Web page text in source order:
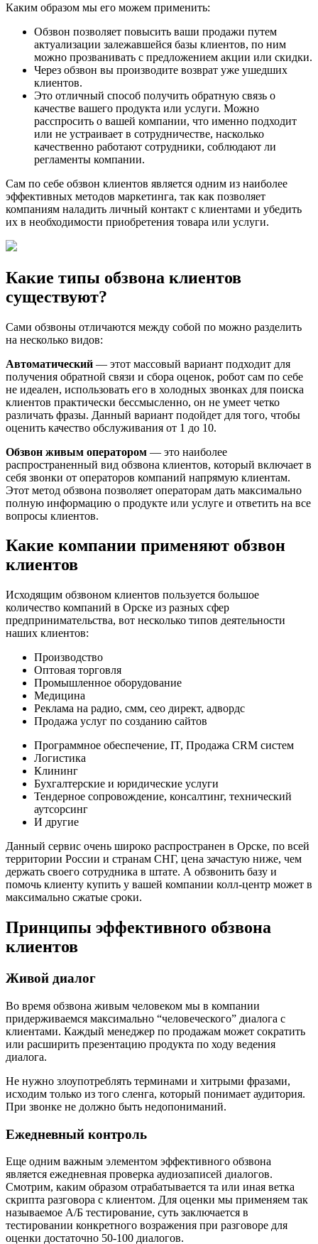
Каким образом мы его можем применить:
Обзвон позволяет повысить ваши продажи путем
актуализации залежавшейся базы клиентов, по ним
можно прозванивать с предложением акции или скидки.
Через обзвон вы производите возврат уже ушедших
клиентов.
Это отличный способ получить обратную связь о
качестве вашего продукта или услуги. Можно
расспросить о вашей компании, что именно подходит
или не устраивает в сотрудничестве, насколько
качественно работают сотрудники, соблюдают ли
регламенты компании.
Сам по себе обзвон клиентов является одним из наиболее
эффективных методов маркетинга, так как позволяет
компаниям наладить личный контакт с клиентами и убедить
их в необходимости приобретения товара или услуги.
Какие типы обзвона клиентов
существуют?
Сами обзвоны отличаются между собой по можно разделить
на несколько видов:
Автоматический — этот массовый вариант подходит для
получения обратной связи и сбора оценок, робот сам по себе
не идеален, использовать его в холодных звонках для поиска
клиентов практически бессмысленно, он не умеет четко
различать фразы. Данный вариант подойдет для того, чтобы
оценить качество обслуживания от 1 до 10.
Обзвон живым оператором — это наиболее
распространенный вид обзвона клиентов, который включает в
себя звонки от операторов компаний напрямую клиентам.
Этот метод обзвона позволяет операторам дать максимально
полную информацию о продукте или услуге и ответить на все
вопросы клиентов.
Какие компании применяют обзвон
клиентов
Исходящим обзвоном клиентов пользуется большое
количество компаний в Орске из разных сфер
предпринимательства, вот несколько типов деятельности
наших клиентов:
Производство
Оптовая торговля
Промышленное оборудование
Медицина
Реклама на радио, смм, сео директ, адвордс
Продажа услуг по созданию сайтов
Программное обеспечение, IT, Продажа CRM систем
Логистика
Клининг
Бухгалтерские и юридические услуги
Тендерное сопровождение, консалтинг, технический
аутсорсинг
И другие
Данный сервис очень широко распространен в Орске, по всей
территории России и странам СНГ, цена зачастую ниже, чем
держать своего сотрудника в штате. А обзвонить базу и
помочь клиенту купить у вашей компании колл-центр может в
максимально сжатые сроки.
Принципы эффективного обзвона
клиентов
Живой диалог
Во время обзвона живым человеком мы в компании
придерживаемся максимально “человеческого” диалога с
клиентами. Каждый менеджер по продажам может сократить
или расширить презентацию продукта по ходу ведения
диалога.
Не нужно злоупотреблять терминами и хитрыми фразами,
исходим только из того сленга, который понимает аудитория.
При звонке не должно быть недопониманий.
Ежедневный контроль
Еще одним важным элементом эффективного обзвона
является ежедневная проверка аудиозаписей диалогов.
Смотрим, каким образом отрабатывается та или иная ветка
скрипта разговора с клиентом. Для оценки мы применяем так
называемое А/Б тестирование, суть заключается в
тестировании конкретного возражения при разговоре для
оценки достаточно 50-100 диалогов.